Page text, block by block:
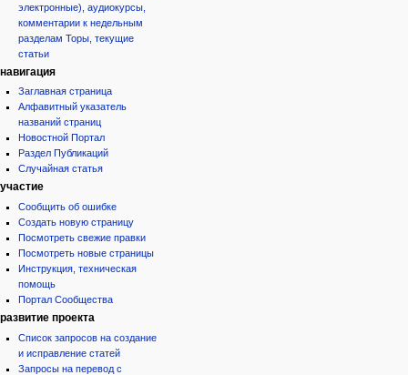
электронные), аудиокурсы,
комментарии к недельным
разделам Торы, текущие
статьи
навигация
Заглавная страница
Алфавитный указатель
названий страниц
Новостной Портал
Раздел Публикаций
Случайная статья
участие
Сообщить об ошибке
Создать новую страницу
Посмотреть свежие правки
Посмотреть новые страницы
Инструкция, техническая
помощь
Портал Сообщества
развитие проекта
Список запросов на создание
и исправление статей
Запросы на перевод с